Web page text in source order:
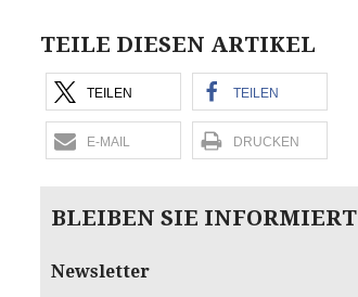
TEILE DIESEN ARTIKEL
TEILEN TEILEN
E-MAIL DRUCKEN
BLEIBEN SIE INFORMIERT
Newsletter